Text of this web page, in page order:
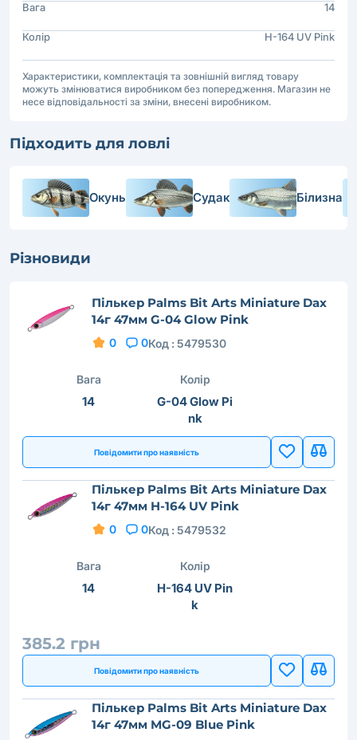
Вага 14
Колір H-164 UV Pink
Характеристики, комплектація та зовнішній вигляд товару
можуть змінюватися виробником без попередження. Магазин не
несе відповідальності за зміни, внесені виробником.
Підходить для ловлі
Окунь Судак Білизна
Різновиди
Пількер Palms Bit Arts Miniature Dax
14г 47мм G-04 Glow Pink
0 0Код : 5479530
Вага
14
Колір
G-04 Glow Pi
nk
Повідомити про наявність
Пількер Palms Bit Arts Miniature Dax
14г 47мм H-164 UV Pink
0 0Код : 5479532
Вага
14
Колір
H-164 UV Pin
k
385.2 грн
Повідомити про наявність
Пількер Palms Bit Arts Miniature Dax
14г 47мм MG-09 Blue Pink